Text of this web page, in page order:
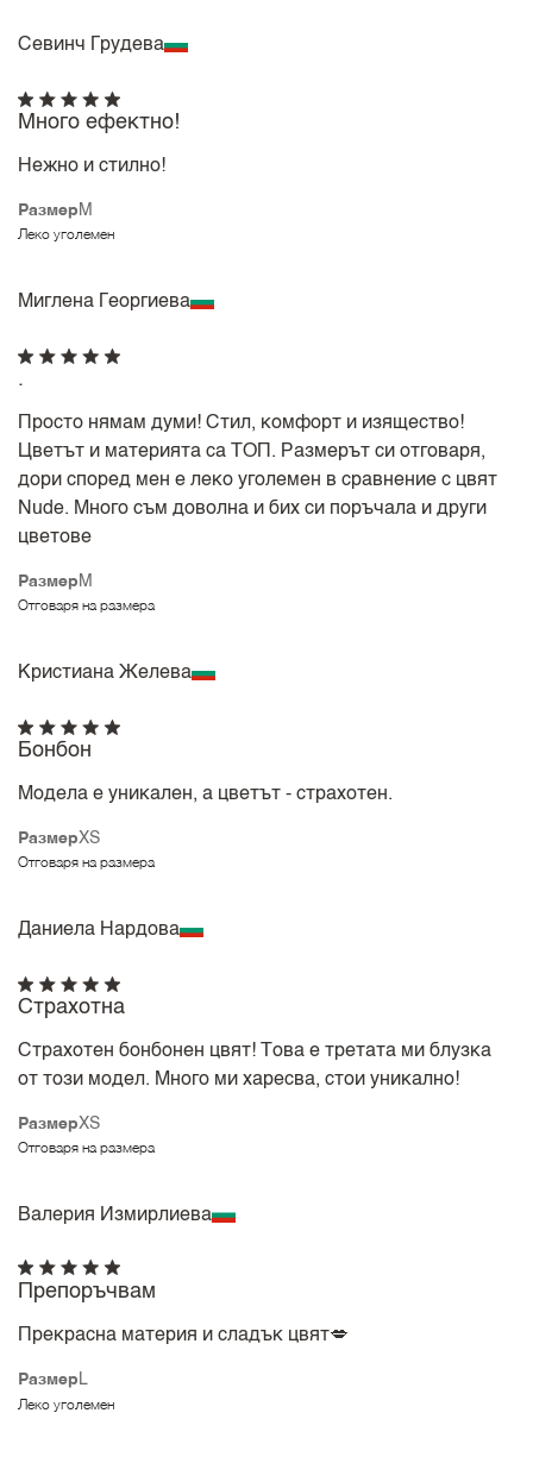
Севинч Грудева
Размер M
Леко уголемен
Много ефектно!
Нежно и стилно!
Миглена Георгиева
Размер M
Отговаря на размера
.
Просто нямам думи! Стил, комфорт и изящество!
Цветът и материята са ТОП. Размерът си отговаря,
дори според мен е леко уголемен в сравнение с цвят
Nude. Много съм доволна и бих си поръчала и други
цветове
Кристиана Желева
РазмерXS
Отговаря на размера
Бонбон
Модела е уникален, а цветът - страхотен.
Даниела Нардова
РазмерXS
Отговаря на размера
Страхотна
Страхотен бонбонен цвят! Това е третата ми блузка
от този модел. Много ми харесва, стои уникално!
Валерия Измирлиева
Размер L
Леко уголемен
Препоръчвам
Прекрасна материя и сладък цвят💋